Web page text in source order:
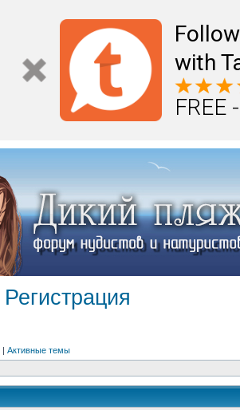
with
FREE
Регистрация
| Активные темы